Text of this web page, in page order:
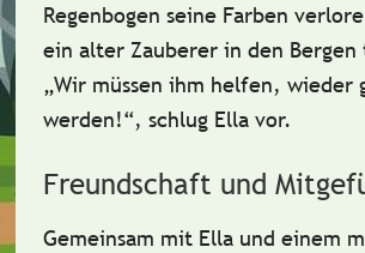
Regenbogen seine Farben
ein alter Zauberer in den Bergen
„Wir müssen ihm helfen, wieder
werden!“, schlug Ella vor.
Freundschaft und
Gemeinsam mit Ella und einem